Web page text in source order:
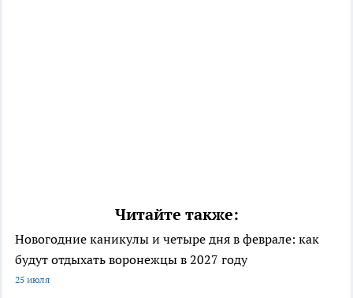
Читайте также:
Новогодние каникулы и четыре дня в феврале: как
будут отдыхать воронежцы в 2027 году
25 июля